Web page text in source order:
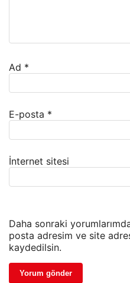
Ad *
E-posta *
İnternet sitesi
Daha sonraki
posta adresim ve site
kaydedilsin.